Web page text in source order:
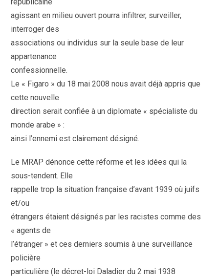
agissant en milieu ouvert pourra infiltrer, surveiller,
interroger des
associations ou individus sur la seule base de leur
appartenance
confessionnelle.
Le « Figaro » du 18 mai 2008 nous avait déjà appris que
cette nouvelle
direction serait confiée à un diplomate « spécialiste du
monde arabe » :
ainsi l’ennemi est clairement désigné.
Le MRAP dénonce cette réforme et les idées qui la
sous-tendent. Elle
rappelle trop la situation française d’avant 1939 où juifs
et/ou
étrangers étaient désignés par les racistes comme des
« agents de
l’étranger » et ces derniers soumis à une surveillance
policière
particulière (le décret-loi Daladier du 2 mai 1938